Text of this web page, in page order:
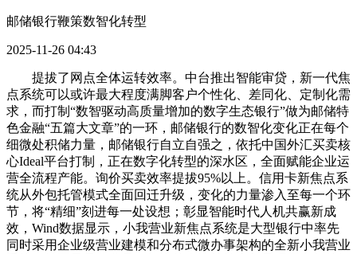
邮储银行鞭策数智化转型
2025-11-26 04:43
提拔了网点全体运转效率。中台推出智能审贷，新一代焦
点系统可以或许最大程度满脚客户个性化、差同化、定制化需
求，而打制“数智驱动高质量增加的数字生态银行”做为邮储特
色金融“五篇大文章”的一环，邮储银行的数智化变化正在每个
细微处积储力量，邮储银行自立自强之，依托中国外汇买卖核
心Ideal平台打制，正在数字化转型的深水区，全面赋能企业运
营全流程产能。询价买卖效率提拔95%以上。信用卡新焦点系
统从外包托管模式全面回迁升级，变化的力量渗入至每一个环
节，将“精细”刻进每一处设想；彰显智能时代人机共赢新成
效，Wind数据显示，小我营业新焦点系统是大型银行中率先
同时采用企业级营业建模和分布式微办事架构的全新小我营业